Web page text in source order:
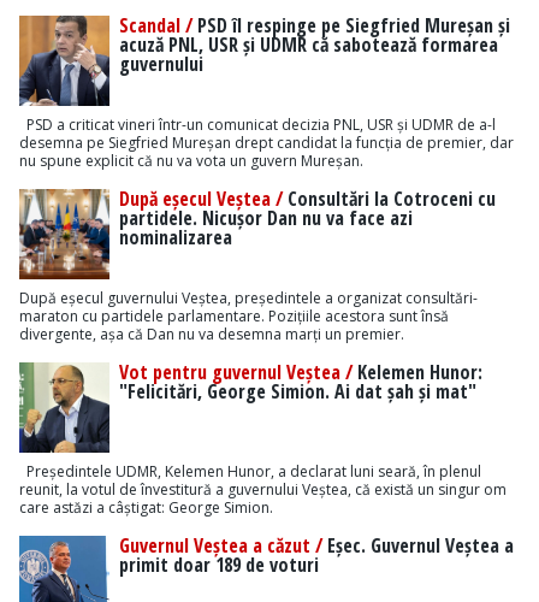
Scandal /PSD îl respinge pe Siegfried Mureșan și
acuză PNL, USR și UDMR că sabotează formarea
guvernului
PSD a criticat vineri într-un comunicat decizia PNL, USR și UDMR de a-l
desemna pe Siegfried Mureșan drept candidat la funcția de premier, dar
nu spune explicit că nu va vota un guvern Mureșan.
După eșecul Veștea /Consultări la Cotroceni cu
partidele. Nicușor Dan nu va face azi
nominalizarea
După eșecul guvernului Veștea, președintele a organizat consultări-
maraton cu partidele parlamentare. Pozițiile acestora sunt însă
divergente, așa că Dan nu va desemna marți un premier.
Vot pentru guvernul Veștea /Kelemen Hunor:
"Felicitări, George Simion. Ai dat șah și mat"
Președintele UDMR, Kelemen Hunor, a declarat luni seară, în plenul
reunit, la votul de învestitură a guvernului Veștea, că există un singur om
care astăzi a câștigat: George Simion.
Guvernul Veștea a căzut /Eșec. Guvernul Veștea a
primit doar 189 de voturi